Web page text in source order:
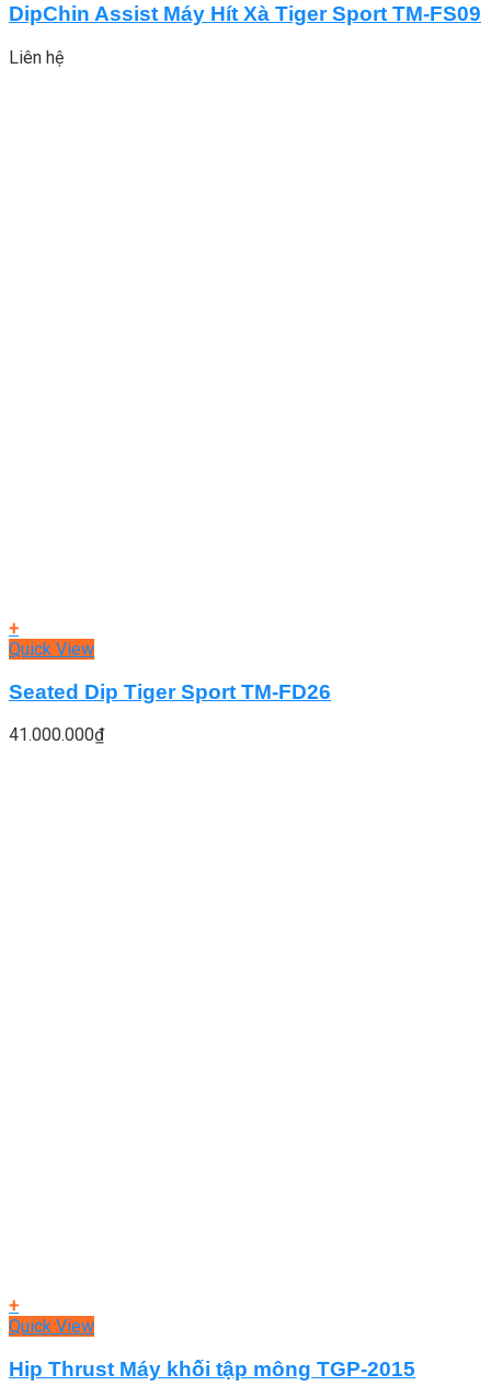
DipChin Assist Máy Hít Xà Tiger Sport TM-FS09
Liên hệ
+
Quick View
Seated Dip Tiger Sport TM-FD26
41.000.000₫
+
Quick View
Hip Thrust Máy khối tập mông TGP-2015